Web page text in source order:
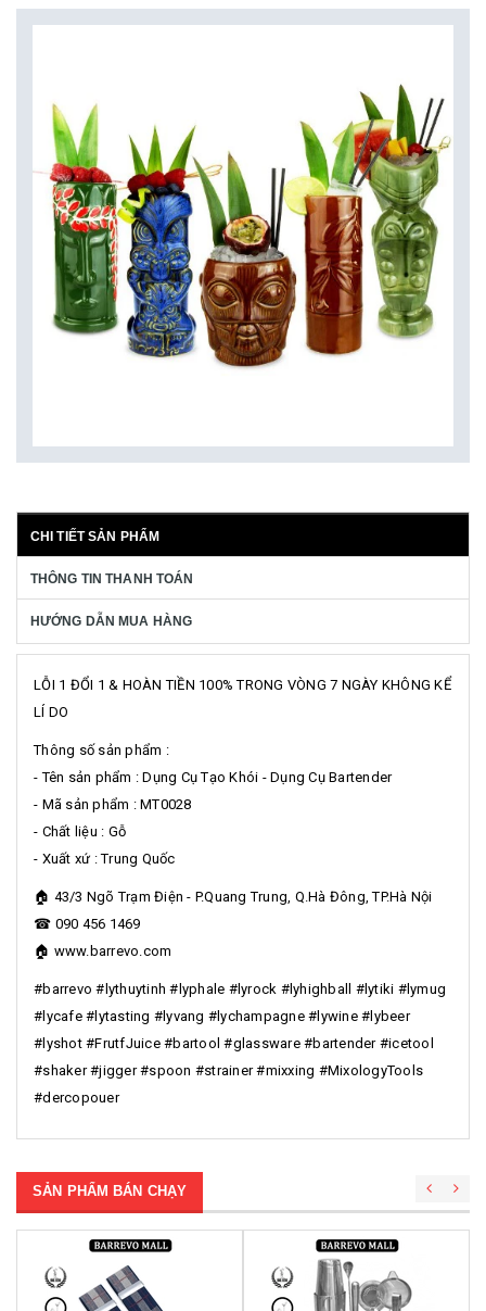
CHI TIẾT SẢN PHẨM
THÔNG TIN THANH TOÁN
HƯỚNG DẪN MUA HÀNG
LỖI 1 ĐỔI 1 & HOÀN TIỀN 100% TRONG VÒNG 7 NGÀY KHÔNG KỂ
LÍ DO
Thông số sản phẩm :
- Tên sản phẩm : Dụng Cụ Tạo Khói - Dụng Cụ Bartender
- Mã sản phẩm : MT0028
- Chất liệu : Gỗ
- Xuất xứ : Trung Quốc
🏠 43/3 Ngõ Trạm Điện - P.Quang Trung, Q.Hà Đông, TP.Hà Nội
☎ 090 456 1469
🏠 www.barrevo.com
#barrevo #lythuytinh #lyphale #lyrock #lyhighball #lytiki #lymug
#lycafe #lytasting #lyvang #lychampagne #lywine #lybeer
#lyshot #FrutfJuice #bartool #glassware #bartender #icetool
#shaker #jigger #spoon #strainer #mixxing #MixologyTools
#dercopouer
SẢN PHẨM BÁN CHẠY